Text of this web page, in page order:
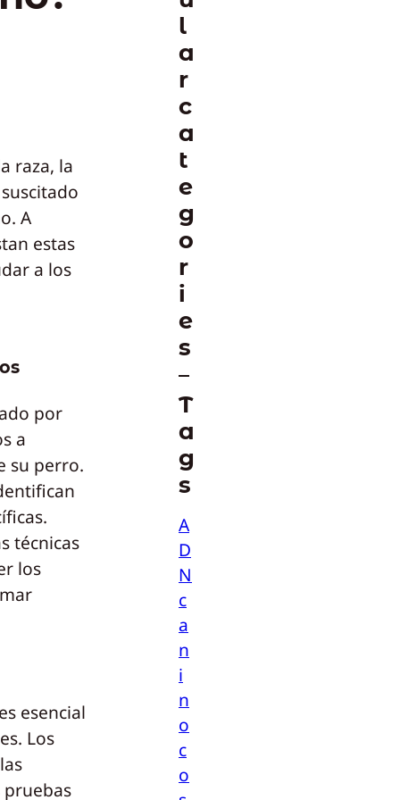
raza, la
A
estas
a los
por
a
su perro.
técnicas
los
esencial
Los
pruebas
l
a
r
c
a
t
e
g
o
r
i
e
s
T
a
g
s
A
D
N
c
a
n
i
n
o
c
o